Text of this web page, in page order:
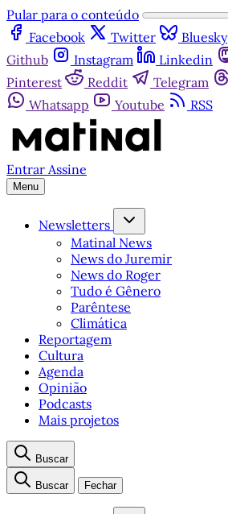
Pular para o conteúdo
Facebook
Twitter Bluesky
Github
Instagram Linkedin
Pinterest
Reddit Telegram
Whatsapp
Youtube RSS
Entrar Assine
Menu
Newsletters
Matinal News
News do Juremir
News do Roger
Tudo é Gênero
Parêntese
Climática
Reportagem
Cultura
Agenda
Opinião
Podcasts
Mais projetos
Buscar
Buscar Fechar